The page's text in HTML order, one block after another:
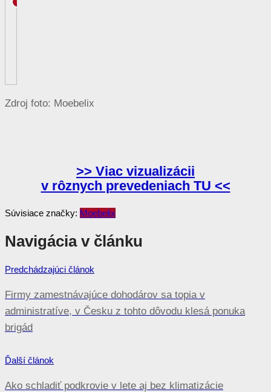
Zdroj foto: Moebelix
>> Viac vizualizácii
v rôznych prevedeniach TU <<
Súvisiace značky: Moebelix
Navigácia v článku
Predchádzajúci článok
Firmy zamestnávajúce dohodárov sa topia v
administratíve, v Česku z tohto dôvodu klesá ponuka
brigád
Ďalší článok
Ako schladiť podkrovie v lete aj bez klimatizácie